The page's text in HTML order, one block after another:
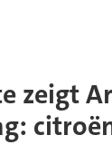
zeigt